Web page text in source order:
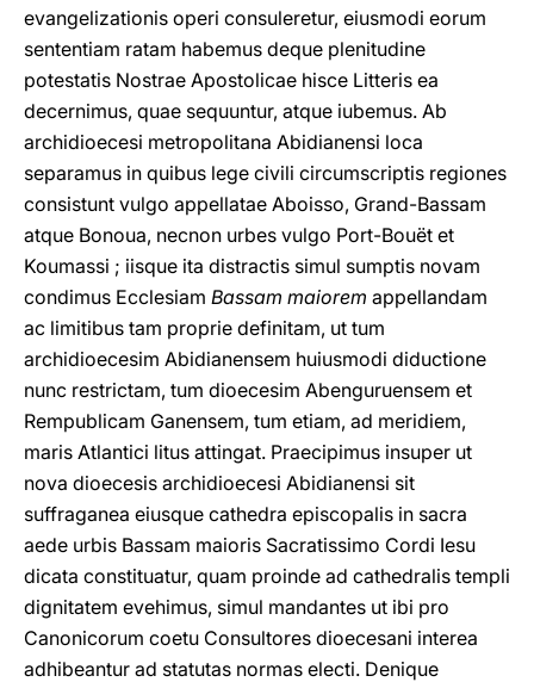
evangelizationis operi consuleretur, eiusmodi eorum
sententiam ratam habemus deque plenitudine
potestatis Nostrae Apostolicae hisce Litteris ea
decernimus, quae sequuntur, atque iubemus. Ab
archidioecesi metropolitana Abidianensi loca
separamus in quibus lege civili circumscriptis regiones
consistunt vulgo appellatae Aboisso, Grand-Bassam
atque Bonoua, necnon urbes vulgo Port-Bouët et
Koumassi ; iisque ita distractis simul sumptis novam
condimus Ecclesiam Bassam maiorem appellandam
ac limitibus tam proprie definitam, ut tum
archidioecesim Abidianensem huiusmodi diductione
nunc restrictam, tum dioecesim Abenguruensem et
Rempublicam Ganensem, tum etiam, ad meridiem,
maris Atlantici litus attingat. Praecipimus insuper ut
nova dioecesis archidioecesi Abidianensi sit
suffraganea eiusque cathedra episcopalis in sacra
aede urbis Bassam maioris Sacratissimo Cordi Iesu
dicata constituatur, quam proinde ad cathedralis templi
dignitatem evehimus, simul mandantes ut ibi pro
Canonicorum coetu Consultores dioecesani interea
adhibeantur ad statutas normas electi. Denique